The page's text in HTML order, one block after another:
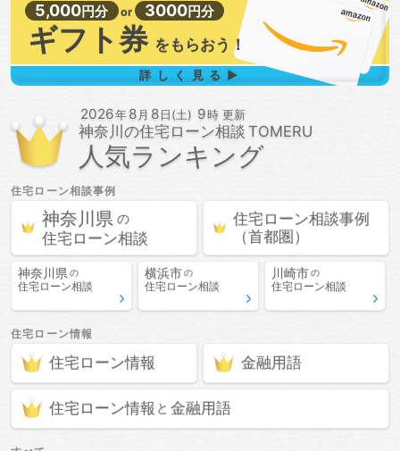
5,000円分 or 3000円分
ギフト券 を もらおう！
詳しく見る▶
2026年8 月 8 日(土) 9時 更新
神奈川の住宅ローン相談
人気ランキング
住宅ローン相談事例
神奈川県 の
住宅ローン相談
住宅ローン相談事例
（首都圏）
神奈川県 の
住宅ローン相談
横浜市 の
住宅ローン相談
川崎市 の
住宅ローン相談
住宅ローン情報
住宅ローン情報 金融用語
住宅ローン情報 と 金融用語